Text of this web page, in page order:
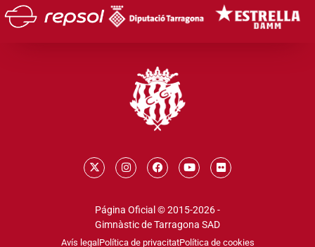
Página Oficial © 2015-2026 -
Gimnàstic de Tarragona SAD
Avís legal Política de privacitatPolítica de cookies